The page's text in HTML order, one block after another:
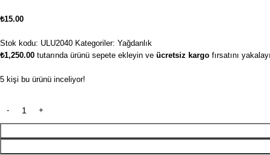
₺15.00
Stok kodu: ULU2040 Kategoriler: Yağdanlık
₺1,250.00 tutarında ürünü sepete ekleyin ve ücretsiz kargo fırsatını
5 kişi bu ürünü inceliyor!